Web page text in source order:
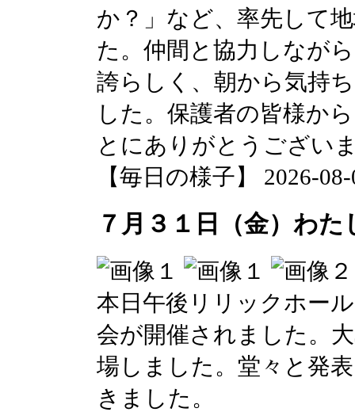
か？」など、率先して
た。仲間と協力しなが
誇らしく、朝から気持
した。保護者の皆様か
とにありがとうござい
【毎日の様子】 2026-
７月３１日（金）わた
本日午後リリックホー
会が開催されました。
場しました。堂々と発
きました。